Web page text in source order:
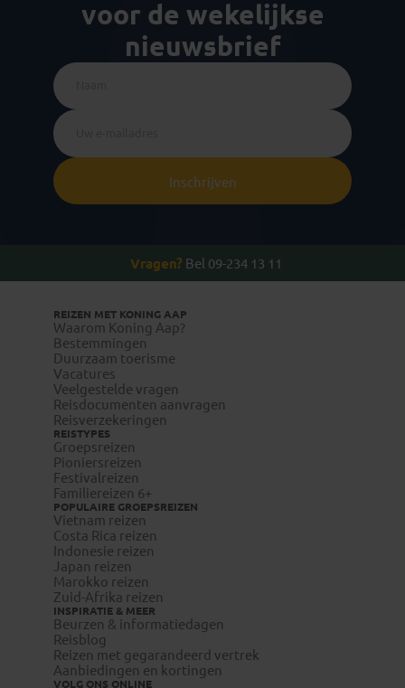
voor de wekelijkse
nieuwsbrief
Inschrijven
Vragen? Bel 09-234 13 11
REIZEN MET KONING AAP
Waarom Koning Aap?
Bestemmingen
Duurzaam toerisme
Vacatures
Veelgestelde vragen
Reisdocumenten aanvragen
Reisverzekeringen
REISTYPES
Groepsreizen
Pioniersreizen
Festivalreizen
Familiereizen 6+
POPULAIRE GROEPSREIZEN
Vietnam reizen
Costa Rica reizen
Indonesie reizen
Japan reizen
Marokko reizen
Zuid-Afrika reizen
INSPIRATIE & MEER
Beurzen & informatiedagen
Reisblog
Reizen met gegarandeerd vertrek
Aanbiedingen en kortingen
VOLG ONS ONLINE